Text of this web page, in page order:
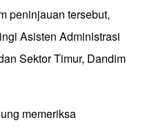
peninjauan tersebut,
Asisten Administrasi
Sektor Timur, Dandim
memeriksa